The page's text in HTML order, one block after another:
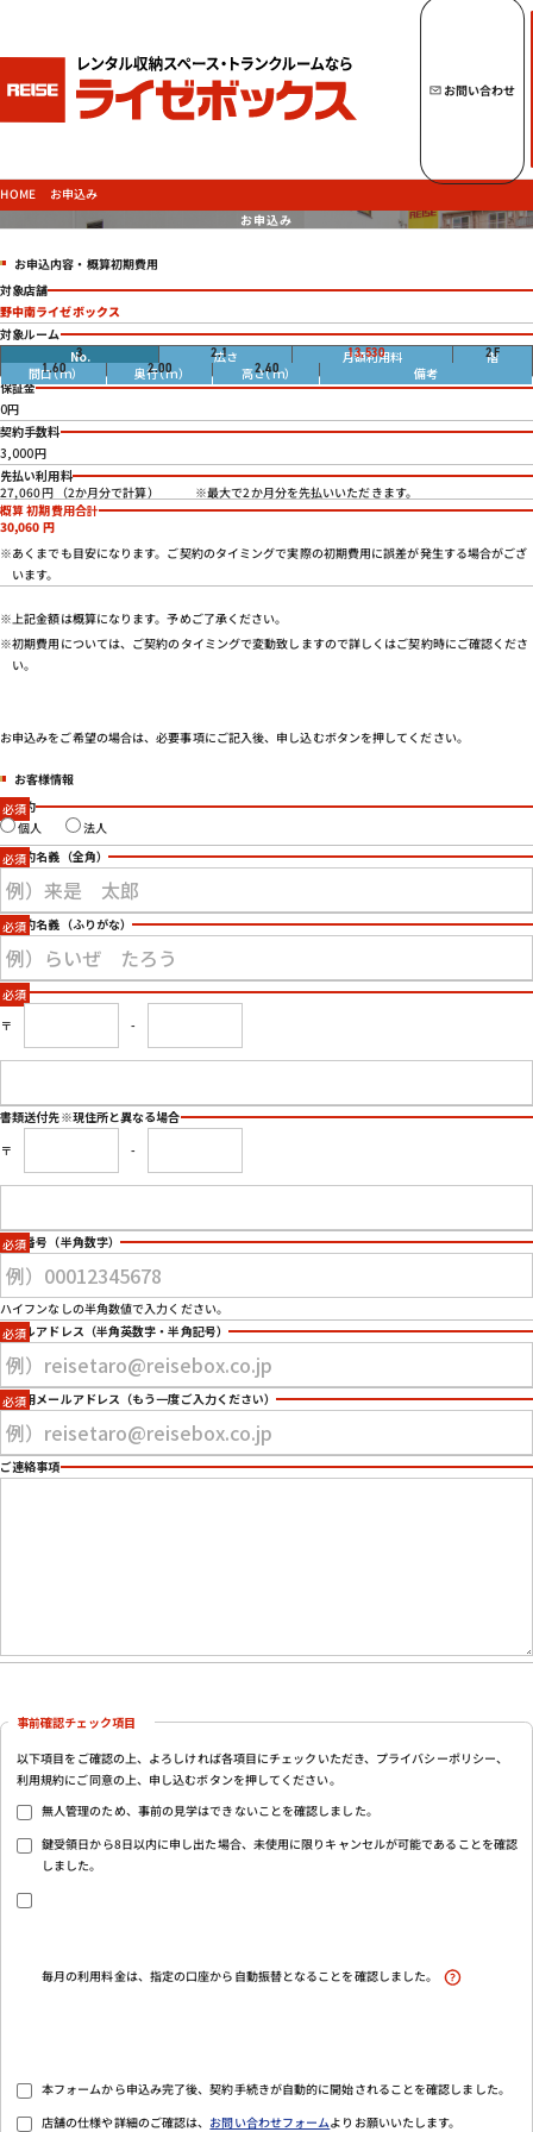
トップページへ
トランクルームを探す
ご契約の流れ・お支払方法
ご利用中のお客様
よくあるご質問
法人のお客様
お問い合わせ
会社概要
特定商取引法に基づく表示
プライバシーポリシー
お問い合わせ
HOME お申込み
お申込み
お申込内容・概算初期費用
対象店舗
野中南ライゼボックス
対象ルーム
3 2.1畳 13,530円 2F
1.60
2.00 2.40
保証金
0円
契約手数料
3,000円
先払い利用料
27,060円 （2か月分で計算） ※最大で2か月分を先払いいただきます。
概算 初期費用合計
30,060 円
※あくまでも目安になります。ご契約のタイミングで実際の初期費用に誤差が発生する場合がござ
います。
※上記金額は概算になります。予めご了承ください。
※初期費用については、ご契約のタイミングで変動致しますので詳しくはご契約時にご確認くださ
い。
お申込みをご希望の場合は、必要事項にご記入後、申し込むボタンを押してください。
お客様情報
ご契約
個人 法人
ご契約名義 （全角）
ご契約名義 （ふりがな）
住所
〒
-
書類送付先※現住所と異なる場合
〒
-
電話番号 （半角数字）
ハイフンなしの半角数値で入力ください。
メールアドレス （半角英数字・半角記号）
確認用メールアドレス （もう一度ご入力ください）
ご連絡事項
事前確認チェック項目
以下項目をご確認の上、よろしければ各項目にチェックいただき、プライバシーポリシー、
利用規約にご同意の上、申し込むボタンを押してください。
無人管理のため、事前の見学はできないことを確認しました。
鍵受領日から8日以内に申し出た場合、未使用に限りキャンセルが可能であることを確認
しました。
毎月の利用料金は、指定の口座から自動振替となることを確認しました。
本フォームから申込み完了後、契約手続きが自動的に開始されることを確認しました。
店舗の仕様や詳細のご確認は、 お問い合わせフォームよりお願いいたします。